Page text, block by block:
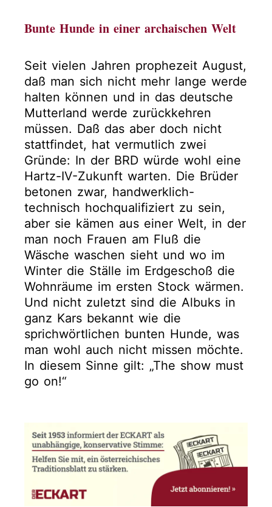
Bunte Hunde in einer archaischen Welt
Seit vielen Jahren prophezeit August,
daß man sich nicht mehr lange werde
halten können und in das deutsche
Mutterland werde zurückkehren
müssen. Daß das aber doch nicht
stattfindet, hat vermutlich zwei
Gründe: In der BRD würde wohl eine
Hartz-IV-Zukunft warten. Die Brüder
betonen zwar, handwerklich-
technisch hochqualifiziert zu sein,
aber sie kämen aus einer Welt, in der
man noch Frauen am Fluß die
Wäsche waschen sieht und wo im
Winter die Ställe im Erdgeschoß die
Wohnräume im ersten Stock wärmen.
Und nicht zuletzt sind die Albuks in
ganz Kars bekannt wie die
sprichwörtlichen bunten Hunde, was
man wohl auch nicht missen möchte.
In diesem Sinne gilt: „The show must
go on!“